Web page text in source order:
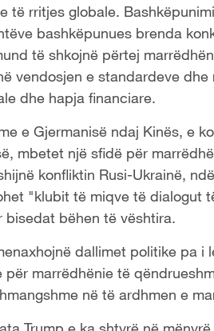
të rritjes globale.
bashkëpunues brenda
të shkojnë përtej
vendosjen e standardeve dhe
dhe hapja financiare.
e Gjermanisë ndaj Kinës, e
mbetet një sfidë për
konfliktin Rusi-Ukrainë,
"klubit të miqve të dialogut
bisedat bëhen të vështira.
dallimet politike pa i
marrëdhënie të
në të ardhmen e